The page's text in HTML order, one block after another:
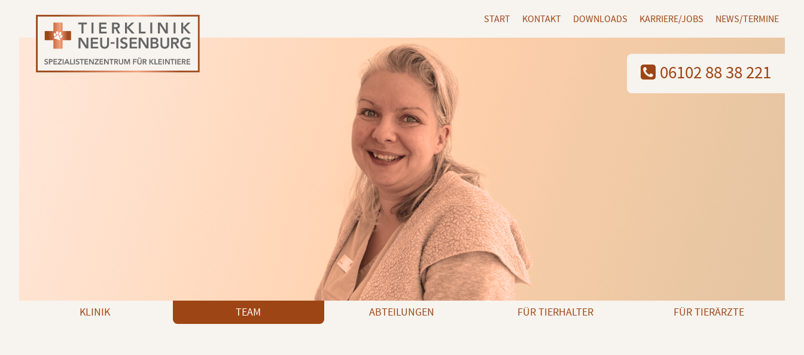
Navigation
überspringen
START KONTAKT DOWNLOADS KARRIERE/JOBS NEWS/TERMINE
06102 88 38 221
Navigation überspringen
KLINIK TEAM ABTEILUNGEN FÜR TIERHALTER FÜR TIERÄRZTE